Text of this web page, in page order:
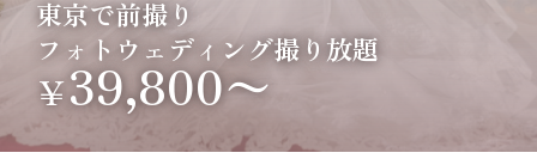
東京で前撮り
フォトウェディング撮り放題
￥39,800〜